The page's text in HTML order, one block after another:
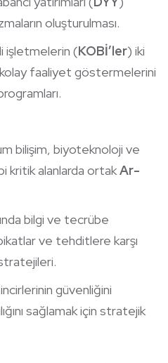
oluşturulması.
işletmelerin (KOBİ’ler) iki
kolay faaliyet göstermelerini
bilişim, biyoteknoloji ve
kritik alanlarda ortakAr-
bilgi ve tecrübe
ve tehditlere karşı
güvenliğini
sağlamak için stratejik